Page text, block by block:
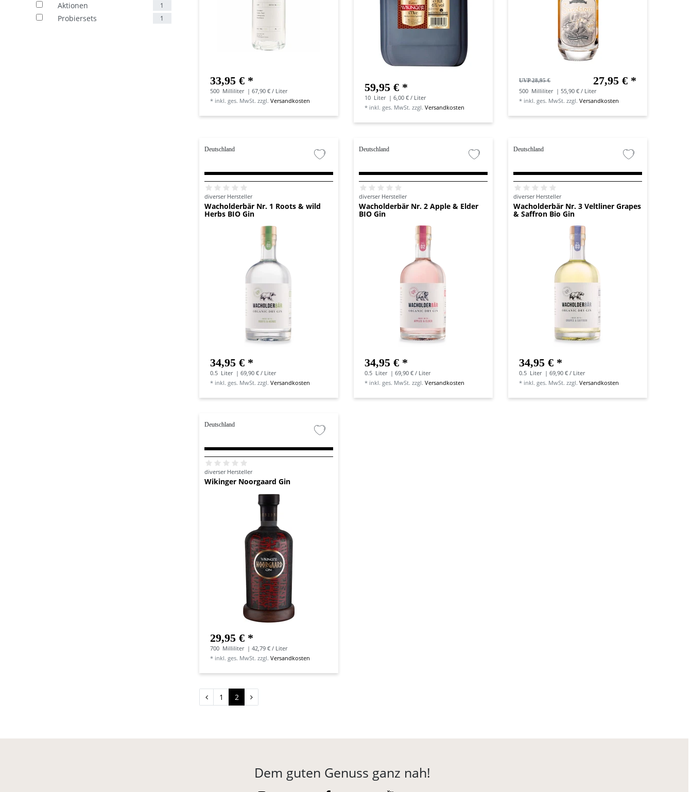
Aktionen 1
Probiersets 1
33,95 € *
500 Milliliter | 67,90 € / Liter
* inkl. ges. MwSt. zzgl.Versandkosten
59,95 € *
10 Liter | 6,00 € / Liter
* inkl. ges. MwSt. zzgl.Versandkosten
UVP 28,95 € 27,95 € *
500 Milliliter | 55,90 € / Liter
* inkl. ges. MwSt. zzgl.Versandkosten
Deutschland
diverser Hersteller
Wacholderbär Nr. 1 Roots & wild
Herbs BIO Gin
34,95 € *
0.5 Liter | 69,90 € / Liter
* inkl. ges. MwSt. zzgl.Versandkosten
Deutschland
diverser Hersteller
Wacholderbär Nr. 2 Apple & Elder
BIO Gin
34,95 € *
0.5 Liter | 69,90 € / Liter
* inkl. ges. MwSt. zzgl.Versandkosten
Deutschland
diverser Hersteller
Wacholderbär Nr. 3 Veltliner Grapes
& Saffron Bio Gin
34,95 € *
0.5 Liter | 69,90 € / Liter
* inkl. ges. MwSt. zzgl.Versandkosten
Deutschland
diverser Hersteller
Wikinger Noorgaard Gin
29,95 € *
700 Milliliter | 42,79 € / Liter
* inkl. ges. MwSt. zzgl.Versandkosten
1 2
Dem guten Genuss ganz nah!